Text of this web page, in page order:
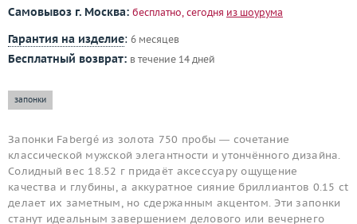
Самовывоз г. Москва: бесплатно, сегодня из шоурума
Гарантия на изделие: 6 месяцев
Бесплатный возврат: в течение 14 дней
запонки
Запонки Fabergé из золота 750 пробы — сочетание
классической мужской элегантности и утончённого дизайна.
Солидный вес 18.52 г придаёт аксессуару ощущение
качества и глубины, а аккуратное сияние бриллиантов 0.15 ct
делает их заметным, но сдержанным акцентом. Эти запонки
станут идеальным завершением делового или вечернего